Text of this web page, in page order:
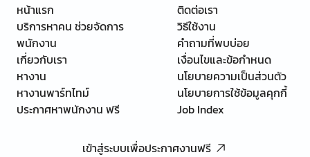
หน้าแรก
บริการหาคน ช่วยจัดการ
พนักงาน
เกี่ยวกับเรา
หางาน
หางานพาร์ทไทม์
ประกาศหาพนักงาน ฟรี
ติดต่อเรา
วิธีใช้งาน
คำถามที่พบบ่อย
เงื่อนไขและข้อกำหนด
นโยบายความเป็นส่วนตัว
นโยบายการใช้ข้อมูลคุกกี้
Job Index
เข้าสู่ระบบเพื่อประกาศงานฟรี